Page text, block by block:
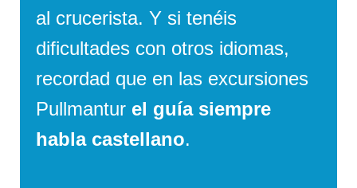
al crucerista. Y si tenéis
dificultades con otros idiomas,
recordad que en las excursiones
Pullmantur el guía siempre
habla castellano.